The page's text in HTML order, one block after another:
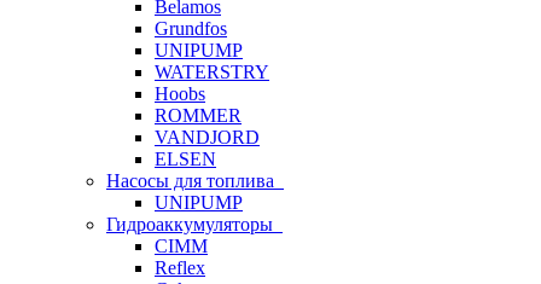
Belamos
Grundfos
UNIPUMP
WATERSTRY
Hoobs
ROMMER
VANDJORD
ELSEN
Насосы для топлива
UNIPUMP
Гидроаккумуляторы
CIMM
Reflex